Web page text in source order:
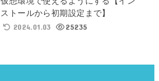
ストールから初期設定まで】
2024.01.03
25235